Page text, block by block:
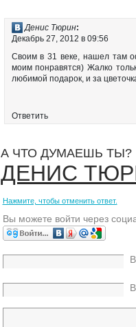
Денис Тюрин:
Декабрь 27, 2012 в 09:56
Cвоим в 31 веке, нашел там
моим понравятся) Жалко
любимой подарок, и за
Ответить
А ЧТО ДУМАЕШЬ
ДЕНИС
Нажмите, чтобы отменить ответ.
Вы можете войти через